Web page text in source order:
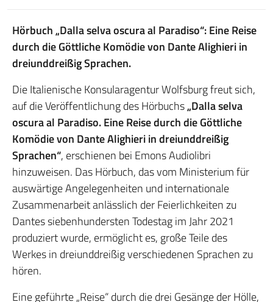
Hörbuch „Dalla selva oscura al Paradiso“: Eine Reise
durch die Göttliche Komödie von Dante Alighieri in
dreiunddreißig Sprachen.
Die Italienische Konsularagentur Wolfsburg freut sich,
auf die Veröffentlichung des Hörbuchs„Dalla selva
oscura al Paradiso. Eine Reise durch die Göttliche
Komödie von Dante Alighieri in dreiunddreißig
Sprachen“, erschienen bei Emons Audiolibri
hinzuweisen. Das Hörbuch, das vom Ministerium für
auswärtige Angelegenheiten und internationale
Zusammenarbeit anlässlich der Feierlichkeiten zu
Dantes siebenhundersten Todestag im Jahr 2021
produziert wurde, ermöglicht es, große Teile des
Werkes in dreiunddreißig verschiedenen Sprachen zu
hören.
Eine geführte „Reise“ durch die drei Gesänge der Hölle,